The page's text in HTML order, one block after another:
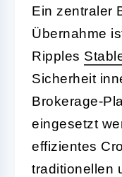
Ein zentraler
Übernahme
Ripples
Sicherheit
Brokerage-
eingesetzt
effizientes
traditionellen